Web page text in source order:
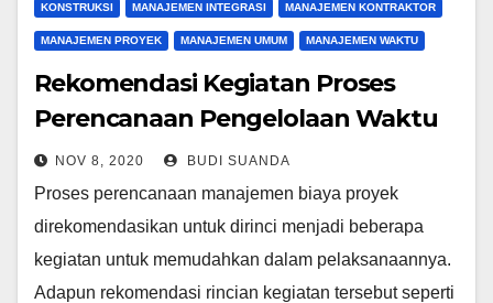
KONSTRUKSI MANAJEMEN INTEGRASI MANAJEMEN KONTRAKTOR
MANAJEMEN PROYEK MANAJEMEN UMUM MANAJEMEN WAKTU
Rekomendasi Kegiatan Proses
Perencanaan Pengelolaan Waktu
NOV 8, 2020 BUDI SUANDA
Proses perencanaan manajemen biaya proyek
direkomendasikan untuk dirinci menjadi beberapa
kegiatan untuk memudahkan dalam pelaksanaannya.
Adapun rekomendasi rincian kegiatan tersebut seperti